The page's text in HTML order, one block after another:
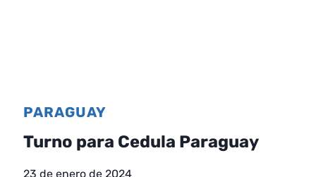
PARAGUAY
Turno para Cedula Paraguay
23 de enero de 2024